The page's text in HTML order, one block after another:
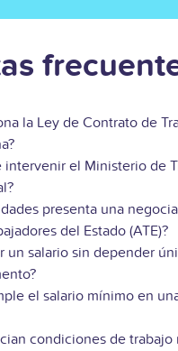
la Ley de Contrato de
intervenir el Ministerio de
presenta una
del Estado (ATE)?
un salario sin depender
el salario mínimo en
condiciones de trabajo